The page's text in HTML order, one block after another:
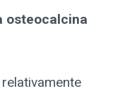
osteocalcina